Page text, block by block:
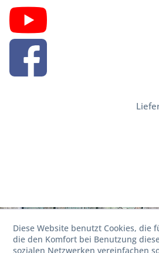
Diese Website benutzt Cookies,
die den Komfort bei Benutzung
sozialen Netzwerken vereinfachen